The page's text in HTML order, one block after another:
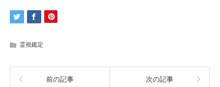
霊視鑑定
前の記事 次の記事